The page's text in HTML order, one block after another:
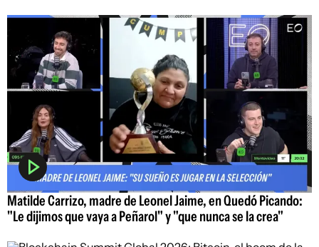
Matilde Carrizo, madre de Leonel Jaime, en Quedó Picando:
"Le dijimos que vaya a Peñarol" y "que nunca se la crea"